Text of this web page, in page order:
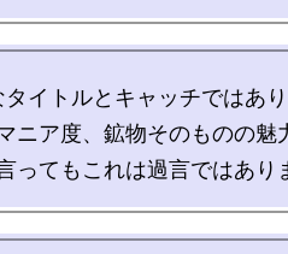
タイトルとキャッチではあ
ニア度、鉱物そのものの魅